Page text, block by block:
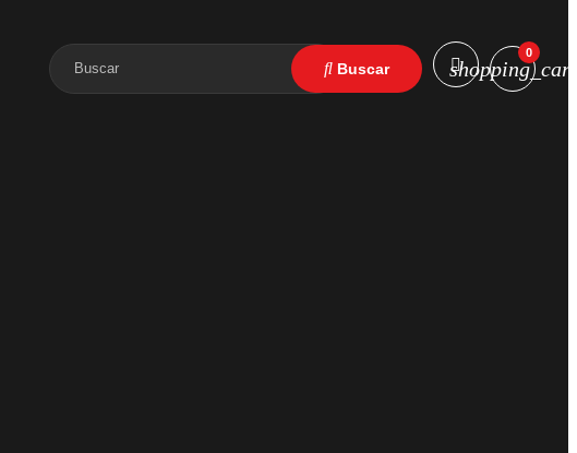
shopping_cart
0